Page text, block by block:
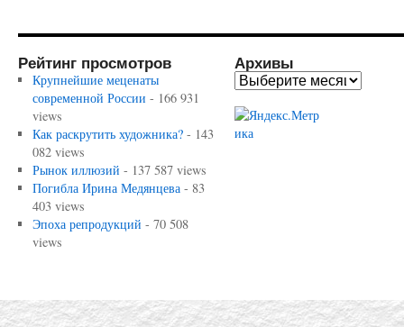
Рейтинг просмотров
Крупнейшие меценаты
современной России - 166 931
views
Как раскрутить художника?- 143
082 views
Рынок иллюзий - 137 587 views
Погибла Ирина Медянцева- 83
403 views
Эпоха репродукций - 70 508
views
Архивы